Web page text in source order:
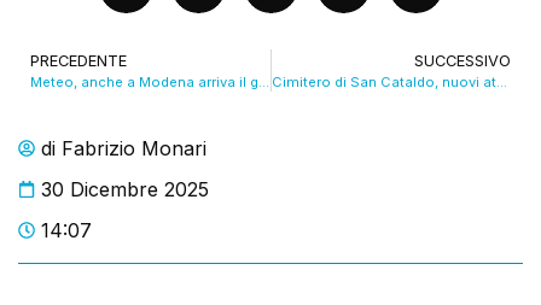
di Fabrizio Monari
30 Dicembre 2025
14:07
PRECEDENTE
Meteo, anche a Modena arriva il grande freddo. VIDEO
SUCCESSIVO
Cimitero di San Cataldo, nuovi atti vandalici nella notte